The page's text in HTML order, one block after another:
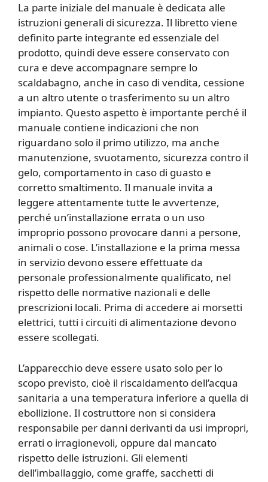
La parte iniziale del manuale è dedicata alle
istruzioni generali di sicurezza. Il libretto viene
definito parte integrante ed essenziale del
prodotto, quindi deve essere conservato con
cura e deve accompagnare sempre lo
scaldabagno, anche in caso di vendita, cessione
a un altro utente o trasferimento su un altro
impianto. Questo aspetto è importante perché il
manuale contiene indicazioni che non
riguardano solo il primo utilizzo, ma anche
manutenzione, svuotamento, sicurezza contro il
gelo, comportamento in caso di guasto e
corretto smaltimento. Il manuale invita a
leggere attentamente tutte le avvertenze,
perché un’installazione errata o un uso
improprio possono provocare danni a persone,
animali o cose. L’installazione e la prima messa
in servizio devono essere effettuate da
personale professionalmente qualificato, nel
rispetto delle normative nazionali e delle
prescrizioni locali. Prima di accedere ai morsetti
elettrici, tutti i circuiti di alimentazione devono
essere scollegati.
L’apparecchio deve essere usato solo per lo
scopo previsto, cioè il riscaldamento dell’acqua
sanitaria a una temperatura inferiore a quella di
ebollizione. Il costruttore non si considera
responsabile per danni derivanti da usi impropri,
errati o irragionevoli, oppure dal mancato
rispetto delle istruzioni. Gli elementi
dell’imballaggio, come graffe, sacchetti di